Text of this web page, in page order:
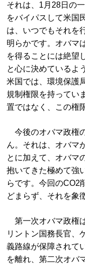
それは、1月28日の
をバイパスして米国
は、いつでもそれを
明らかです。オバマ
を得ることには絶望
と心に決めているよ
米国では、環境保護
規制権限を持ってい
置ではなく、この権
今後のオバマ政権
ん。それは、オバマ
とに加えて、オバマ
抱いてきた極めて強
らです。今回のCO2
どまらず、それを象
第一次オバマ政権
リントン国務長官、
義路線が保障されて
を離れ、第二次オバ